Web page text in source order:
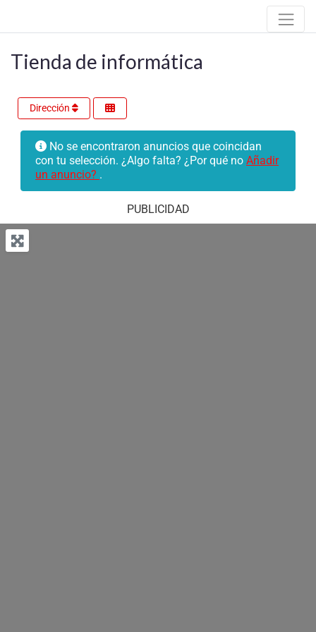
Tienda de informática
Dirección
No se encontraron anuncios que coincidan
con tu selección. ¿Algo falta? ¿Por qué no Añadir
un anuncio? .
PUBLICIDAD